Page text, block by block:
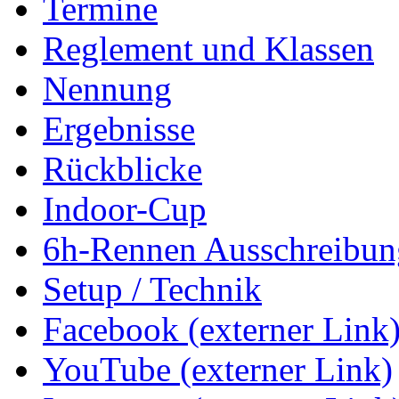
Termine
Reglement und Klassen
Nennung
Ergebnisse
Rückblicke
Indoor-Cup
6h-Rennen
Setup / Technik
Facebook (externer
YouTube (externer Link)